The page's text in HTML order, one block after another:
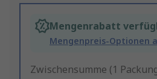
Mengenrabatt
Mengenpreis-Optionen
Zwischensumme (1